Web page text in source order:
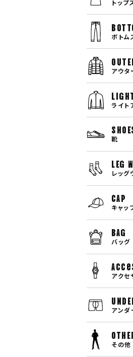
トップ
ボトム
アウタ
ライト
靴
LEG
レッグ
CAP
キャッ
BAG
バッグ
アクセ
アンダ
その他